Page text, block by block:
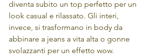
diventa subito un top perfetto per un
look casual e rilassato. Gli interi,
invece, si trasformano in body da
abbinare a jeans a vita alta o gonne
svolazzanti per un effetto wow.